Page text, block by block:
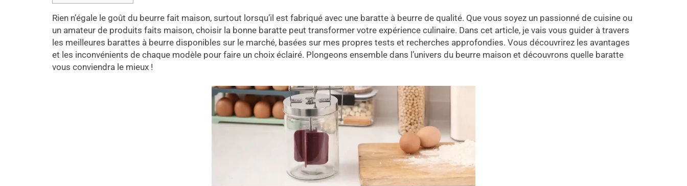
Rien n’égale le goût du beurre fait maison, surtout lorsqu’il est fabriqué avec une baratte à beurre de qualité. Que vous soyez un passionné de cuisine ou
un amateur de produits faits maison, choisir la bonne baratte peut transformer votre expérience culinaire. Dans cet article, je vais vous guider à travers
les meilleures barattes à beurre disponibles sur le marché, basées sur mes propres tests et recherches approfondies. Vous découvrirez les avantages
et les inconvénients de chaque modèle pour faire un choix éclairé. Plongeons ensemble dans l’univers du beurre maison et découvrons quelle baratte
vous conviendra le mieux !